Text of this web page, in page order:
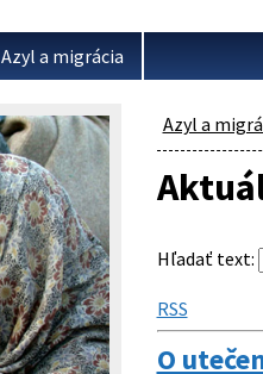
Azyl a migrácia
Azyl a
Hľadať text:
RSS
O